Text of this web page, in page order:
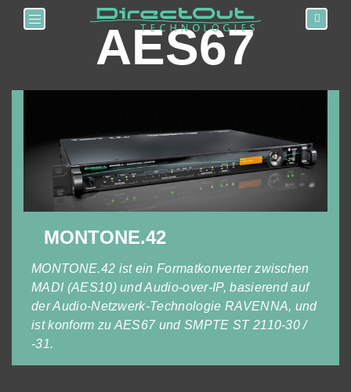
Toggle navigationAES67
MONTONE.42
MONTONE.42 ist ein Formatkonverter zwischen
MADI (AES10) und Audio-over-IP, basierend auf
der Audio-Netzwerk-Technologie RAVENNA, und
ist konform zu AES67 und SMPTE ST 2110-30 /
-31.